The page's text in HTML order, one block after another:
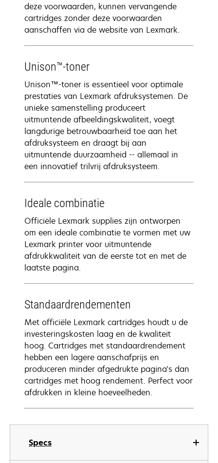
Specs
deze voorwaarden, kunnen vervangende
cartridges zonder deze voorwaarden
aanschaffen via de website van Lexmark.
Unison™-toner
Unison™-toner is essentieel voor optimale
prestaties van Lexmark afdruksystemen. De
unieke samenstelling produceert
uitmuntende afbeeldingskwaliteit, voegt
langdurige betrouwbaarheid toe aan het
afdruksysteem en draagt bij aan
uitmuntende duurzaamheid -- allemaal in
een innovatief trilvrij afdruksysteem.
Ideale combinatie
Officiële Lexmark supplies zijn ontworpen
om een ideale combinatie te vormen met uw
Lexmark printer voor uitmuntende
afdrukkwaliteit van de eerste tot en met de
laatste pagina.
Standaardrendementen
Met officiële Lexmark cartridges houdt u de
investeringskosten laag en de kwaliteit
hoog. Cartridges met standaardrendement
hebben een lagere aanschafprijs en
produceren minder afgedrukte pagina's dan
cartridges met hoog rendement. Perfect voor
afdrukken in kleine hoeveelheden.